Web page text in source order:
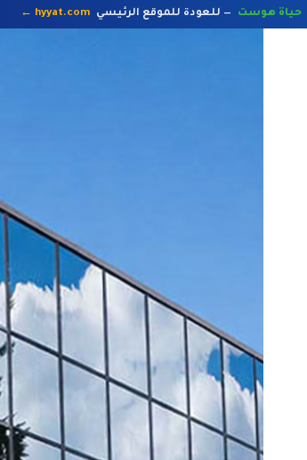
حياة هوست — للعودة للموقع الرئيسي hyyat.com ←